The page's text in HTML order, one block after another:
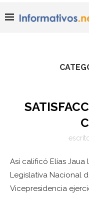
Así calificó Elías
Legislativa Nacional
Vicepresidencia